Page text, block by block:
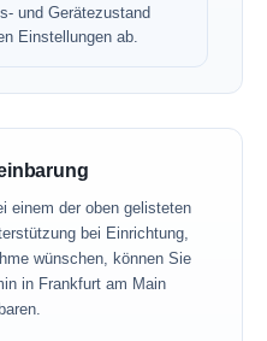
und Gerätezustand
Einstellungen ab.
einem der oben gelisteten
bei Einrichtung,
wünschen, können Sie
in Frankfurt am Main